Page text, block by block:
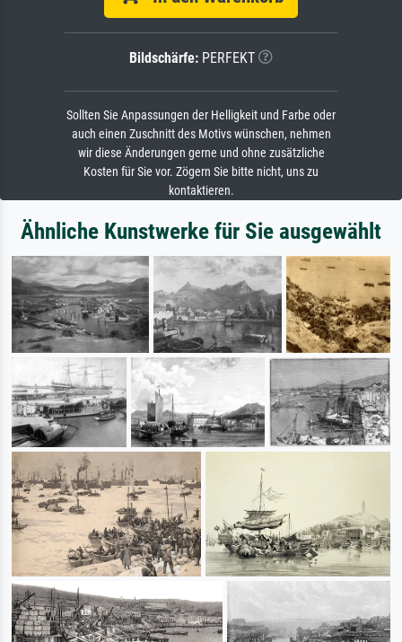
Bildschärfe: PERFEKT
Sollten Sie Anpassungen der Helligkeit und Farbe oder
auch einen Zuschnitt des Motivs wünschen, nehmen
wir diese Änderungen gerne und ohne zusätzliche
Kosten für Sie vor. Zögern Sie bitte nicht, uns zu
kontaktieren.
Ähnliche Kunstwerke für Sie ausgewählt